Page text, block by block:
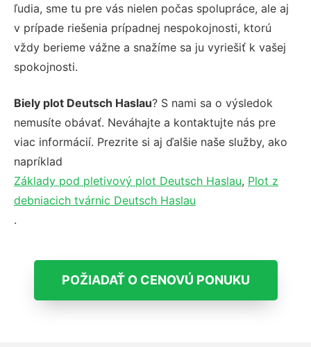
ľudia, sme tu pre vás nielen počas spolupráce, ale aj
v prípade riešenia prípadnej nespokojnosti, ktorú
vždy berieme vážne a snažíme sa ju vyriešiť k vašej
spokojnosti.
Biely plot Deutsch Haslau? S nami sa o výsledok
nemusíte obávať. Neváhajte a kontaktujte nás pre
viac informácií. Prezrite si aj ďalšie naše služby, ako
napríklad
Základy pod pletivový plot Deutsch Haslau, Plot z
debniacich tvárnic Deutsch Haslau
.
POŽIADAŤ O CENOVÚ PONUKU